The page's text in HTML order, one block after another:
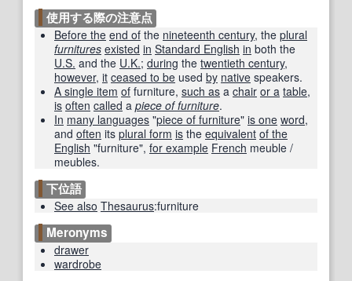
使用する際の注意点
Before the end of the nineteenth century, the plural
furnitures existed in Standard English in both the
U.S. and the U.K.; during the twentieth century,
however, it ceased to be used by native speakers.
A single item of furniture, such as a chair or a table,
is often called a piece of furniture.
In many languages "piece of furniture" is one word,
and often its plural form is the equivalent of the
English "furniture", for example French meuble /
meubles.
下位語
See also Thesaurus:furniture
Meronyms
drawer
wardrobe